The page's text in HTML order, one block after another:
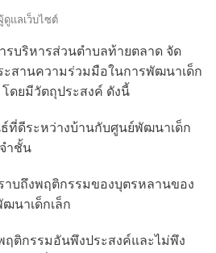
ดูแลเว็บไซต์
รบริหารส่วนตำบลท้ายตลาด จัด
ะสานความร่วมมือในการพัฒนาเด็ก
ดยมีวัตถุประสงค์ ดังนี้
ที่ดีระหว่างบ้านกับศูนย์พัฒนาเด็ก
ำชั้น
าบถึงพฤติกรรมของบุตรหลานของ
นาเด็กเล็ก
ฤติกรรมอันพึงประสงค์และไม่พึง